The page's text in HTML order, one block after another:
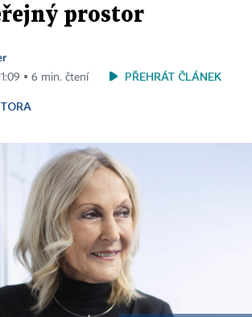
prostor
▪ 6 min. čtení PŘEHRÁT ČLÁNEK